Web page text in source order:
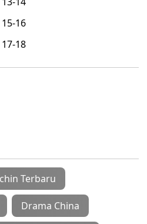
16
18
Terbaru
Drama China